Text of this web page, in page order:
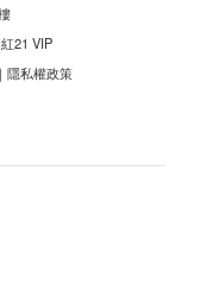
紅21 VIP
｜ 隱私權政策